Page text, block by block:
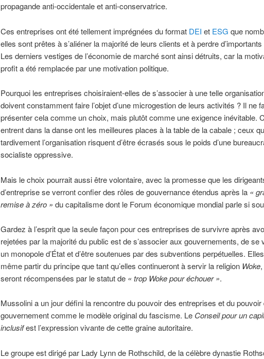
propagande anti-occidentale et anti-conservatrice.
Ces entreprises ont été tellement imprégnées du format DEI et ESG que
elles sont prêtes à s’aliéner la majorité de leurs clients et à perdre
Les derniers vestiges de l’économie de marché sont ainsi détruits, car la
profit a été remplacée par une motivation politique.
Pourquoi les entreprises choisiraient-elles de s’associer à une telle
doivent constamment faire l’objet d’une microgestion de leurs activités ? Il ne
présenter cela comme un choix, mais plutôt comme une exigence inévitable.
entrent dans la danse ont les meilleures places à la table de la cabale ; ceux
tardivement l’organisation risquent d’être écrasés sous le poids d’une
socialiste oppressive.
Mais le choix pourrait aussi être volontaire, avec la promesse que les
d’entreprise se verront confier des rôles de gouvernance étendus après la «
remise à zéro » du capitalisme dont le Forum économique mondial parle si
Gardez à l’esprit que la seule façon pour ces entreprises de survivre après
rejetées par la majorité du public est de s’associer aux gouvernements, de se
un monopole d’État et d’être soutenues par des subventions perpétuelles.
même partir du principe que tant qu’elles continueront à servir la religion Woke,
seront récompensées par le statut de « trop Woke pour échouer ».
Mussolini a un jour défini la rencontre du pouvoir des entreprises et du pouvoir
gouvernement comme le modèle original du fascisme. Le Conseil pour un
inclusifest l’expression vivante de cette graine autoritaire.
Le groupe est dirigé par Lady Lynn de Rothschild, de la célèbre dynastie